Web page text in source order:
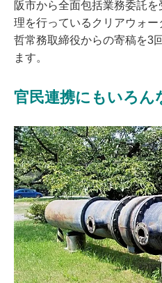
阪市から全面包括業務委託
理を行っているクリアウォ
哲常務取締役からの寄稿を3
ます。
官民連携にもいろん